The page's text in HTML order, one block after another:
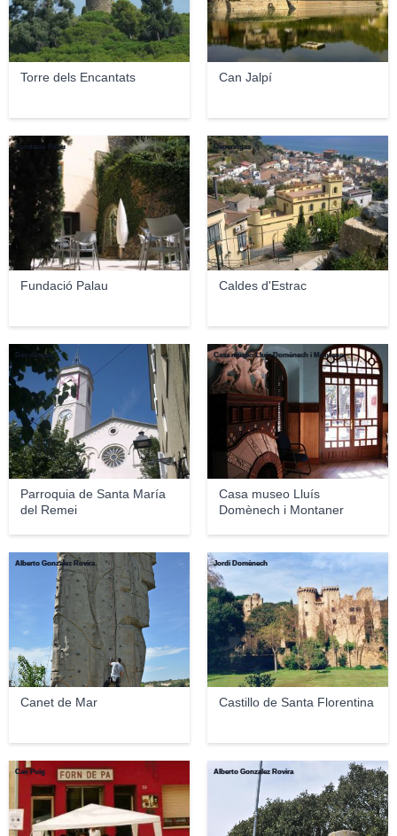
Torre dels Encantats Can Jalpí
Fundació Palau
Fundació Palau
Caldes d'Estrac
Deosringas
Parroquia de Santa María
del Remei
Deosringas
Casa museo Lluís
Domènech i Montaner
Casa museo Lluís Domènech i Montaner
Canet de Mar
Alberto Gonzalez Rovira
Castillo de Santa Florentina
Jordi Domènech
Can Puig Alberto Gonzalez Rovira